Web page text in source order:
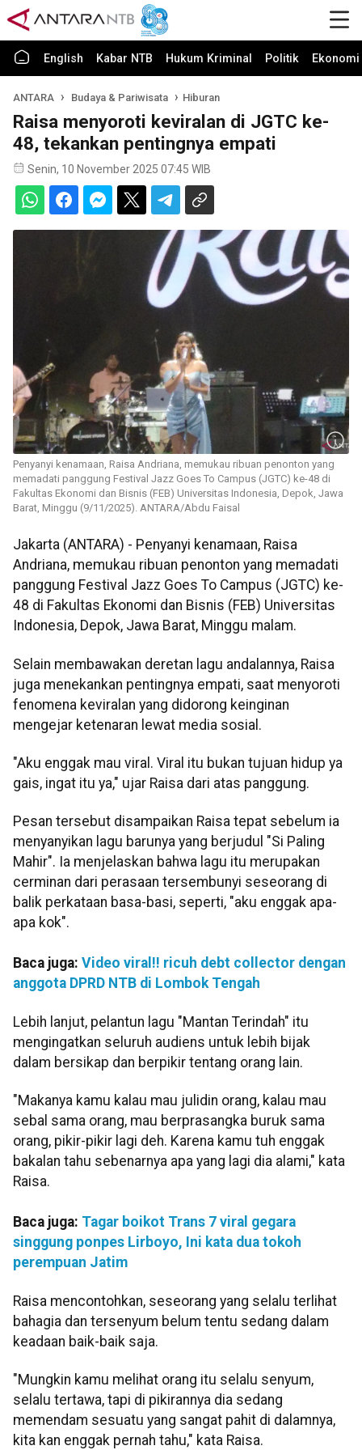
English Kabar NTB Hukum Kriminal Politik
ANTARA Budaya & Pariwisata Hiburan
Raisa menyoroti keviralan di JGTC ke-
48, tekankan pentingnya empati
Senin, 10 November 2025 07:45 WIB
Penyanyi kenamaan, Raisa Andriana, memukau ribuan penonton yang
memadati panggung Festival Jazz Goes To Campus (JGTC) ke-48 di
Fakultas Ekonomi dan Bisnis (FEB) Universitas Indonesia, Depok, Jawa
Barat, Minggu (9/11/2025). ANTARA/Abdu Faisal
Jakarta (ANTARA) - Penyanyi kenamaan, Raisa
Andriana, memukau ribuan penonton yang memadati
panggung Festival Jazz Goes To Campus (JGTC) ke-
48 di Fakultas Ekonomi dan Bisnis (FEB) Universitas
Indonesia, Depok, Jawa Barat, Minggu malam.
Selain membawakan deretan lagu andalannya, Raisa
juga menekankan pentingnya empati, saat menyoroti
fenomena keviralan yang didorong keinginan
mengejar ketenaran lewat media sosial.
"Aku enggak mau viral. Viral itu bukan tujuan hidup ya
gais, ingat itu ya," ujar Raisa dari atas panggung.
Pesan tersebut disampaikan Raisa tepat sebelum ia
menyanyikan lagu barunya yang berjudul "Si Paling
Mahir". Ia menjelaskan bahwa lagu itu merupakan
cerminan dari perasaan tersembunyi seseorang di
balik perkataan basa-basi, seperti, "aku enggak apa-
apa kok".
Baca juga: Video viral!! ricuh debt collector dengan
anggota DPRD NTB di Lombok Tengah
Lebih lanjut, pelantun lagu "Mantan Terindah" itu
mengingatkan seluruh audiens untuk lebih bijak
dalam bersikap dan berpikir tentang orang lain.
"Makanya kamu kalau mau julidin orang, kalau mau
sebal sama orang, mau berprasangka buruk sama
orang, pikir-pikir lagi deh. Karena kamu tuh enggak
bakalan tahu sebenarnya apa yang lagi dia alami," kata
Raisa.
Baca juga: Tagar boikot Trans 7 viral gegara
singgung ponpes Lirboyo, Ini kata dua tokoh
perempuan Jatim
Raisa mencontohkan, seseorang yang selalu terlihat
bahagia dan tersenyum belum tentu sedang dalam
keadaan baik-baik saja.
"Mungkin kamu melihat orang itu selalu senyum,
selalu tertawa, tapi di pikirannya dia sedang
memendam sesuatu yang sangat pahit di dalamnya,
kita kan enggak pernah tahu," kata Raisa.